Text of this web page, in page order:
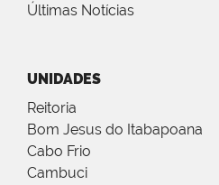
Últimas Notícias
UNIDADES
Reitoria
Bom Jesus do Itabapoana
Cabo Frio
Cambuci